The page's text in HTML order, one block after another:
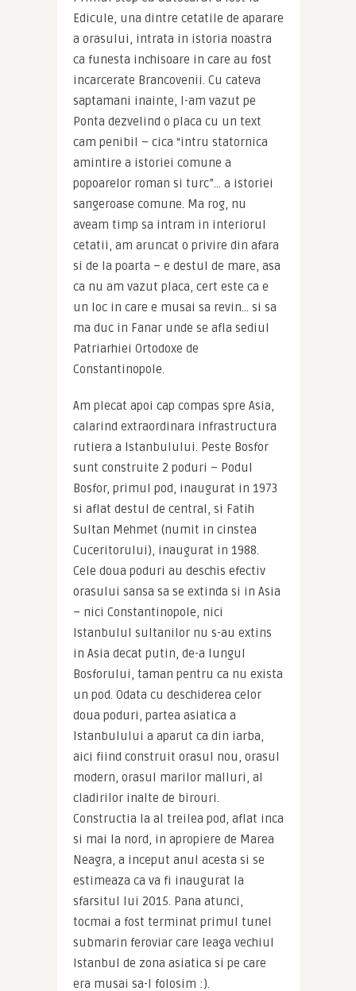
Edicule, una dintre cetatile de aparare
a orasului, intrata in istoria noastra
ca funesta inchisoare in care au fost
incarcerate Brancovenii. Cu cateva
saptamani inainte, l-am vazut pe
Ponta dezvelind o placa cu un text
cam penibil – cica “intru statornica
amintire a istoriei comune a
popoarelor roman si turc”… a istoriei
sangeroase comune. Ma rog, nu
aveam timp sa intram in interiorul
cetatii, am aruncat o privire din afara
si de la poarta – e destul de mare, asa
ca nu am vazut placa, cert este ca e
un loc in care e musai sa revin… si sa
ma duc in Fanar unde se afla sediul
Patriarhiei Ortodoxe de
Constantinopole.
Am plecat apoi cap compas spre Asia,
calarind extraordinara infrastructura
rutiera a Istanbulului. Peste Bosfor
sunt construite 2 poduri – Podul
Bosfor, primul pod, inaugurat in 1973
si aflat destul de central, si Fatih
Sultan Mehmet (numit in cinstea
Cuceritorului), inaugurat in 1988.
Cele doua poduri au deschis efectiv
orasului sansa sa se extinda si in Asia
– nici Constantinopole, nici
Istanbulul sultanilor nu s-au extins
in Asia decat putin, de-a lungul
Bosforului, taman pentru ca nu exista
un pod. Odata cu deschiderea celor
doua poduri, partea asiatica a
Istanbulului a aparut ca din iarba,
aici fiind construit orasul nou, orasul
modern, orasul marilor malluri, al
cladirilor inalte de birouri.
Constructia la al treilea pod, aflat inca
si mai la nord, in apropiere de Marea
Neagra, a inceput anul acesta si se
estimeaza ca va fi inaugurat la
sfarsitul lui 2015. Pana atunci,
tocmai a fost terminat primul tunel
submarin feroviar care leaga vechiul
Istanbul de zona asiatica si pe care
era musai sa-l folosim :).